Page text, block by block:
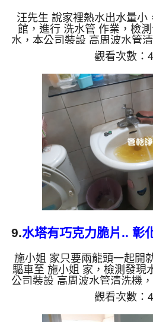
管清洗
汪先生 說家裡熱水出水量小
館，進行 洗水管 作業，檢
水，本公司裝設 高周波水管
水管，等了約15分，開啟 水
波 模式，一洗就流出髒水，
多小時後，出水量恢復了。
化，會產生鐵鏽跟泥沙堆積，
色，地下水含有氧化錳，管壁
出來的水會跟石油一樣黑，有
為裡面有銅的物質，生鏽產生
是因為水龍頭合
觀看次數：
9.水塔有巧克力脆片.. 彰
清洗
施小姐 家只要兩龍頭一起開
驅車至 施小姐 家，檢測發現
公司裝設 高周波水管清洗機
等了約15分，開啟 水管清洗
一洗就出黃色髒水，一下變成
克力脆片，四個多小時後，
觀看次數：